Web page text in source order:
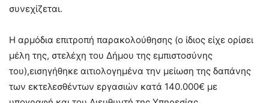
συνεχίζεται.
Η αρμόδια επιτροπή παρακολούθησης (ο ίδιος είχε ορίσει
μέλη της, στελέχη του Δήμου της εμπιστοσύνης
του),εισηγήθηκε αιτιολογημένα την μείωση της δαπάνης
των εκτελεσθέντων εργασιών κατά 140.000€ με